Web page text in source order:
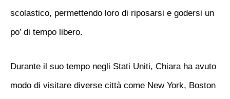
scolastico, permettendo loro di riposarsi e godersi un
po’ di tempo libero.
Durante il suo tempo negli Stati Uniti, Chiara ha avuto
modo di visitare diverse città come New York, Boston